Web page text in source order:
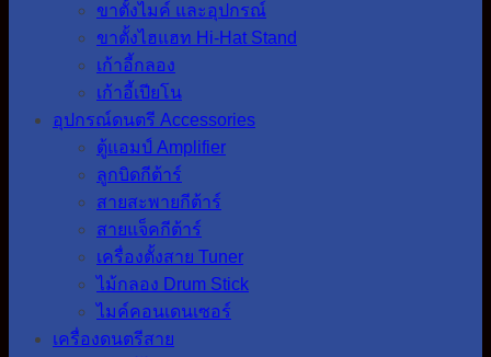
ขาตั้งไมค์ และอุปกรณ์
ขาตั้งไฮแฮท Hi-Hat Stand
เก้าอี้กลอง
เก้าอี้เปียโน
อุปกรณ์ดนตรี Accessories
ตู้แอมป์ Amplifier
ลูกบิดกีต้าร์
สายสะพายกีต้าร์
สายแจ็คกีต้าร์
เครื่องตั้งสาย Tuner
ไม้กลอง Drum Stick
ไมค์คอนเดนเซอร์
เครื่องดนตรีสาย